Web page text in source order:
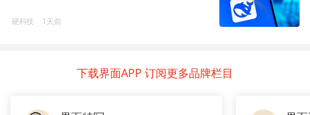
硬科技 1天前
下载界面APP 订阅更多品牌栏目